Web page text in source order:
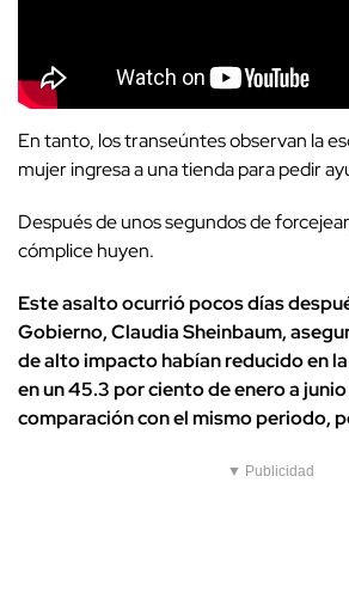
En tanto, los transeúntes observan la
mujer ingresa a una tienda para pedir
Después de unos segundos de
cómplice huyen.
Este asalto ocurrió pocos días
Gobierno, Claudia Sheinbaum,
de alto impacto habían reducido en
en un 45.3 por ciento de enero a junio
comparación con el mismo periodo,
▼ Publicidad